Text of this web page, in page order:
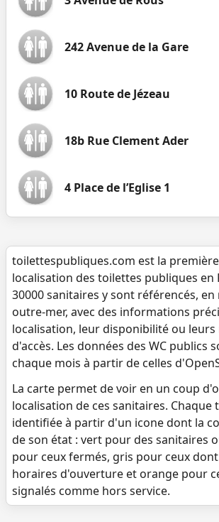
242 Avenue de la Gare
10 Route de Jézeau
18b Rue Clement Ader
4 Place de l’Eglise 1
toilettespubliques.com est la
localisation des toilettes publiques en
30000 sanitaires y sont référencés,
outre-mer, avec des informations
localisation, leur disponibilité ou
d'accès. Les données des WC publics
chaque mois à partir de celles
La carte permet de voir en un coup
localisation de ces sanitaires. Chaque
identifiée à partir d'un icone dont la
de son état : vert pour des sanitaires
pour ceux fermés, gris pour ceux
horaires d'ouverture et orange pour
signalés comme hors service.